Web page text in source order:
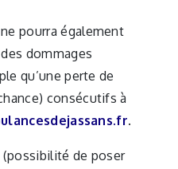
pourra également
dommages
qu’une perte de
consécutifs à
.
de poser